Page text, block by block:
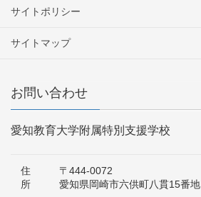
サイトポリシー
サイトマップ
お問い合わせ
愛知教育大学附属特別支援学校
住
所
〒444-0072
愛知県岡崎市六供町八貫15番地